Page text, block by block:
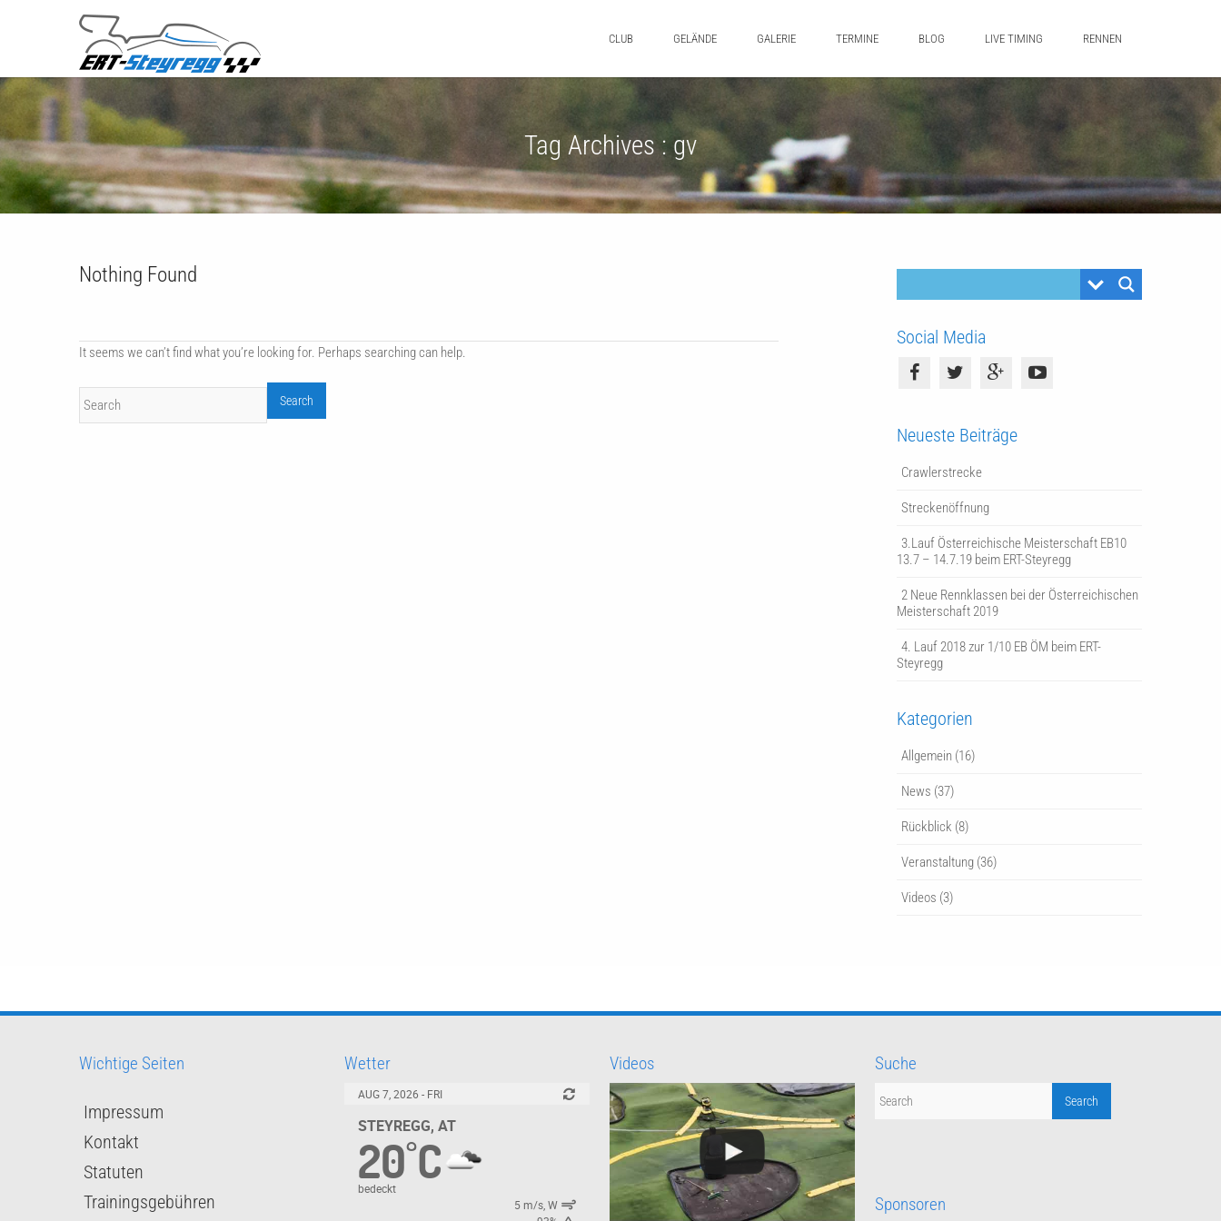
CLUB GELÄNDE GALERIE TERMINE BLOG LIVE TIMING RENNEN
Tag Archives : gv
Nothing Found
It seems we can’t find what you’re looking for. Perhaps searching can help.
Social Media
Neueste Beiträge
Crawlerstrecke
Streckenöffnung
3.Lauf Österreichische Meisterschaft EB10
13.7 – 14.7.19 beim ERT-Steyregg
2 Neue Rennklassen bei der Österreichischen
Meisterschaft 2019
4. Lauf 2018 zur 1/10 EB ÖM beim ERT-
Steyregg
Kategorien
Allgemein (16)
News (37)
Rückblick (8)
Veranstaltung (36)
Videos (3)
Wichtige Seiten
Impressum
Kontakt
Statuten
Trainingsgebühren
Wetter
AUG 7, 2026 - FRI
STEYREGG, AT
20°C
bedeckt
5 m/s, W
Videos Suche
Sponsoren